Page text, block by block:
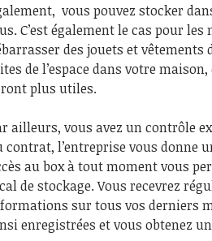
vous pouvez stocker
C’est également le cas pour
des jouets et
de l’espace dans votre
plus utiles.
ailleurs, vous avez un contrôle
contrat, l’entreprise vous donne
au box à tout moment vous
de stockage. Vous recevrez
sur tous vos derniers
enregistrées et vous obtenez